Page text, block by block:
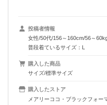
投稿者情報
女性/50代/156～160cm/56～
普段着ているサイズ：L
購入した商品
サイズ/標準サイズ
購入したストア
メアリーココ・ブラックフォー